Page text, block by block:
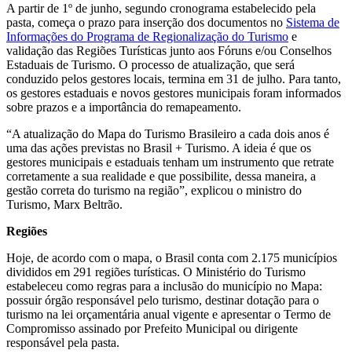
A partir de 1º de junho, segundo cronograma estabelecido pela
pasta, começa o prazo para inserção dos documentos no Sistema de
Informações do Programa de Regionalização do Turismo e
validação das Regiões Turísticas junto aos Fóruns e/ou Conselhos
Estaduais de Turismo. O processo de atualização, que será
conduzido pelos gestores locais, termina em 31 de julho. Para tanto,
os gestores estaduais e novos gestores municipais foram informados
sobre prazos e a importância do remapeamento.
“A atualização do Mapa do Turismo Brasileiro a cada dois anos é
uma das ações previstas no Brasil + Turismo. A ideia é que os
gestores municipais e estaduais tenham um instrumento que retrate
corretamente a sua realidade e que possibilite, dessa maneira, a
gestão correta do turismo na região”, explicou o ministro do
Turismo, Marx Beltrão.
Regiões
Hoje, de acordo com o mapa, o Brasil conta com 2.175 municípios
divididos em 291 regiões turísticas. O Ministério do Turismo
estabeleceu como regras para a inclusão do município no Mapa:
possuir órgão responsável pelo turismo, destinar dotação para o
turismo na lei orçamentária anual vigente e apresentar o Termo de
Compromisso assinado por Prefeito Municipal ou dirigente
responsável pela pasta.